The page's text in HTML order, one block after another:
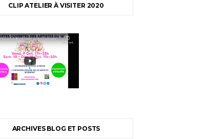
CLIP ATELIER À VISITER 2020
ARCHIVES BLOG ET POSTS